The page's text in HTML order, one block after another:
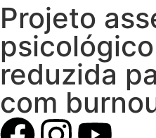
Projeto
reduzida
com